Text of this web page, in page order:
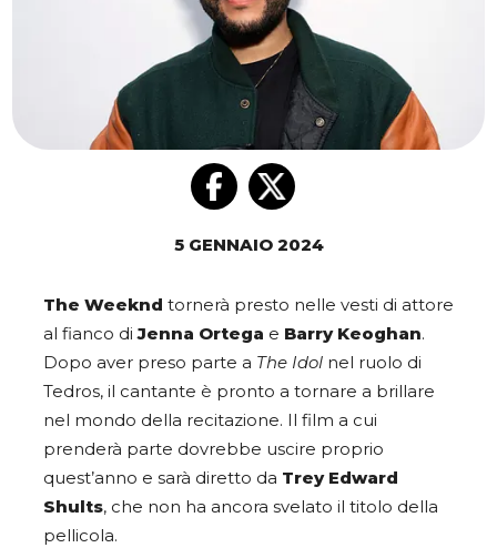
5 GENNAIO 2024
The Weeknd tornerà presto nelle vesti di attore
al fianco diJenna Ortega e Barry Keoghan.
Dopo aver preso parte a The Idol nel ruolo di
Tedros, il cantante è pronto a tornare a brillare
nel mondo della recitazione. Il film a cui
prenderà parte dovrebbe uscire proprio
quest’anno e sarà diretto da Trey Edward
Shults, che non ha ancora svelato il titolo della
pellicola.